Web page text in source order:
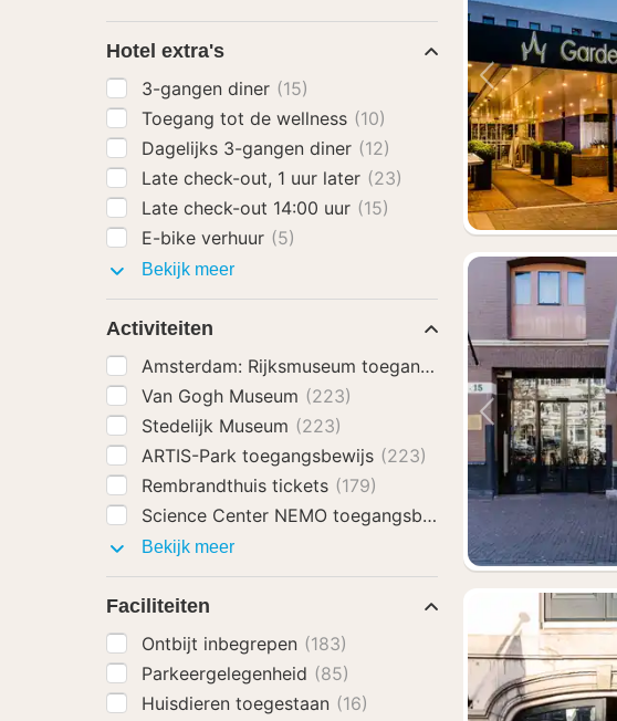
Vorige foto
Vorige foto
Hotel extra's
3-gangen diner (15)
Toegang tot de wellness (10)
Dagelijks 3-gangen diner (12)
Late check-out, 1 uur later (23)
Late check-out 14:00 uur (15)
E-bike verhuur (5)
Bekijk meerHotel
Activiteiten
Amsterdam: Rijksmuseum toegangsbewijs(223)
Van Gogh Museum (223)
Stedelijk Museum (223)
ARTIS-Park toegangsbewijs (223)
Rembrandthuis tickets (179)
Science Center NEMO toegangsbewijs
(179)
Bekijk meerActiviteiten
Faciliteiten
Ontbijt inbegrepen (183)
Parkeergelegenheid (85)
Huisdieren toegestaan (16)